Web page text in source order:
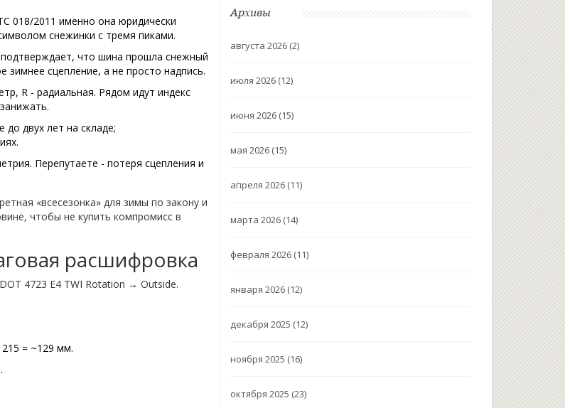
018/2011 именно она юридически
снежинки с тремя пиками.
подтверждает, что шина прошла снежный
зимнее сцепление, а не просто надпись.
R - радиальная. Рядом идут индекс
до двух лет на складе;
Перепутаете - потеря сцепления и
«всесезонка» для зимы по закону и
чтобы не купить компромисс в
расшифровка
4723 E4 TWI Rotation → Outside.
= ~129 мм.
Архивы
августа 2026 (2)
июля 2026 (12)
июня 2026 (15)
мая 2026 (15)
апреля 2026 (11)
марта 2026 (14)
февраля 2026 (11)
января 2026 (12)
декабря 2025 (12)
ноября 2025 (16)
октября 2025 (23)